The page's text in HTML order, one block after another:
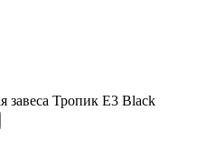
завеса Тропик E3 Black